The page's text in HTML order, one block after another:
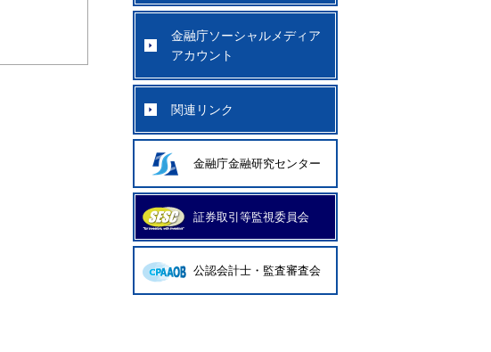
金融庁ソーシャルメディア
アカウント
関連リンク
金融庁金融研究センター
証券取引等監視委員会
公認会計士・監査審査会